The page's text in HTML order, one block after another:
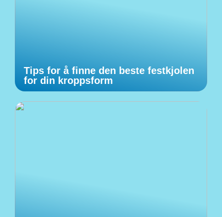
Tips for å finne den beste festkjolen
for din kroppsform